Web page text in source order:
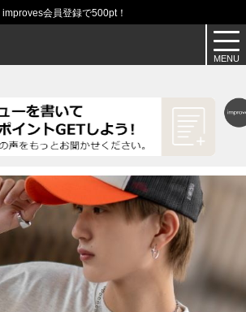
improves会員登録で500pt！